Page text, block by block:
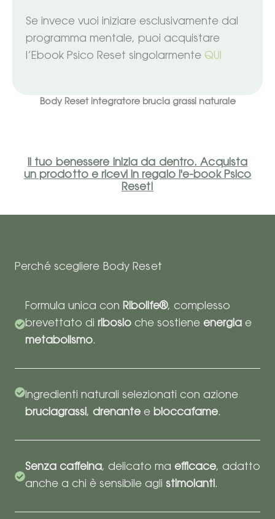
Se invece vuoi iniziare esclusivamente dal
programma mentale, puoi acquistare
l’Ebook Psico Reset singolarmente QUI
Body Reset integratore brucia grassi naturale
Il tuo benessere inizia da dentro. Acquista
un prodotto e ricevi in regalo l'e-book Psico
Reset!
Perché scegliere Body Reset
Formula unica con Ribolife®, complesso
brevettato di ribosio che sostiene energia e
metabolismo.
Ingredienti naturali selezionati con azione
bruciagrassi, drenante e bloccafame.
Senza caffeina, delicato ma efficace, adatto
anche a chi è sensibile agli stimolanti.